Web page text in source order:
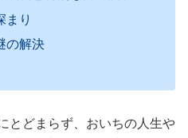
まり
の解決
とどまらず、おいちの人生や